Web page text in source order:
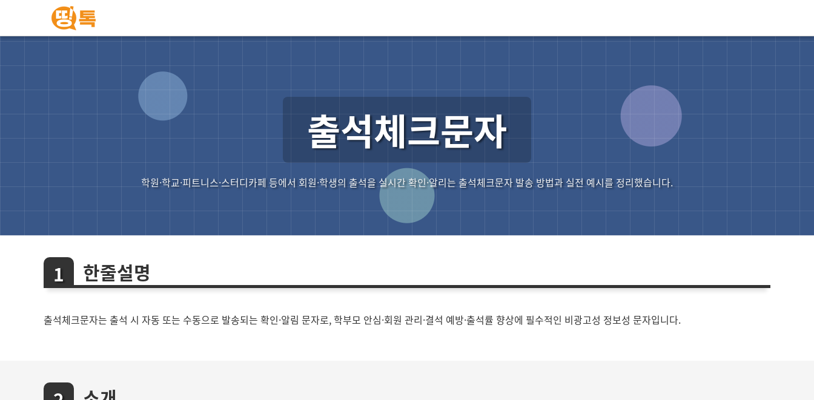
출석체크문자
학원·학교·피트니스·스터디카페 등에서 회원·학생의 출석을 실시간 확인·알리는 출석체크문자 발송 방법과 실전 예시를 정리했습니다.
한줄설명
출석체크문자는 출석 시 자동 또는 수동으로 발송되는 확인·알림 문자로, 학부모 안심·회원 관리·결석 예방·출석률 향상에 필수적인 비광고성 정보성 문자입니다.